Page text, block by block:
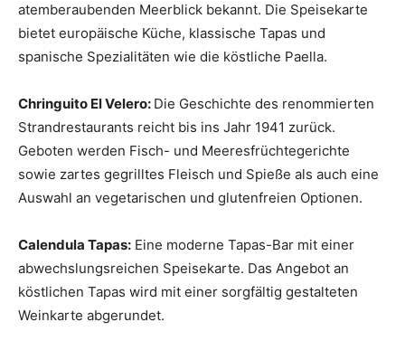
atemberaubenden Meerblick bekannt. Die Speisekarte
bietet europäische Küche, klassische Tapas und
spanische Spezialitäten wie die köstliche Paella.
Chringuito El Velero: Die Geschichte des renommierten
Strandrestaurants reicht bis ins Jahr 1941 zurück.
Geboten werden Fisch- und Meeresfrüchtegerichte
sowie zartes gegrilltes Fleisch und Spieße als auch eine
Auswahl an vegetarischen und glutenfreien Optionen.
Calendula Tapas: Eine moderne Tapas-Bar mit einer
abwechslungsreichen Speisekarte. Das Angebot an
köstlichen Tapas wird mit einer sorgfältig gestalteten
Weinkarte abgerundet.